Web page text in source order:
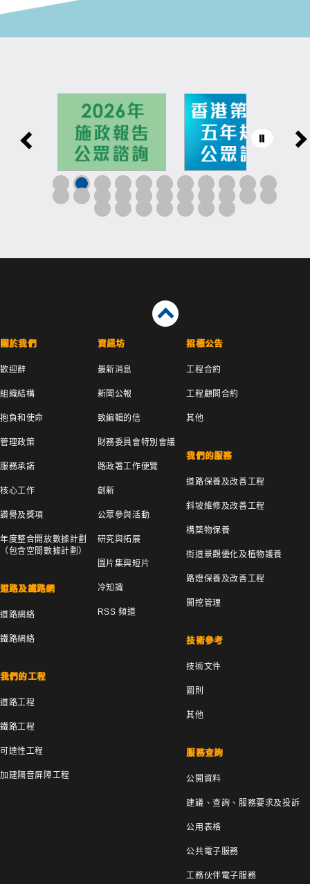
關於我們
歡迎辭
組織結構
抱負和使命
管理政策
服務承諾
核心工作
讚譽及獎項
年度整合開放數據計劃
（包含空間數據計劃）
道路及鐵路網
道路網絡
鐵路網絡
我們的工程
道路工程
鐵路工程
可達性工程
加建隔音屏障工程
資訊坊
最新消息
新聞公報
致編輯的信
財務委員會特別會議
路政署工作便覽
創新
公眾參與活動
研究與拓展
圖片集與短片
冷知識
RSS 頻道
招標公告
工程合約
工程顧問合約
其他
我們的服務
道路保養及改善工程
斜坡維修及改善工程
構築物保養
街道景觀優化及植物護養
路燈保養及改善工程
開挖管理
技術參考
技術文件
圖則
其他
服務查詢
公開資料
建議、查詢、服務要求及投訴
公用表格
公共電子服務
工務伙伴電子服務